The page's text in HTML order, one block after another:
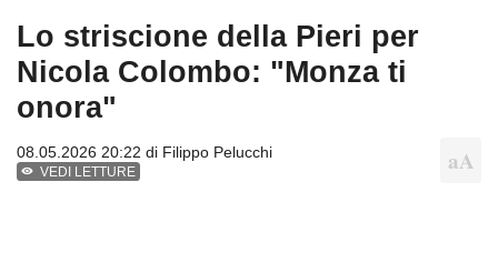
Lo striscione della Pieri per
Nicola Colombo: "Monza ti
onora"
08.05.2026 20:22 di Filippo Pelucchi
VEDI LETTURE